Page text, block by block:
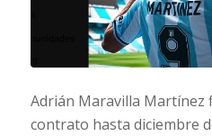
Adrián Maravilla Martínez
contrato hasta diciembre